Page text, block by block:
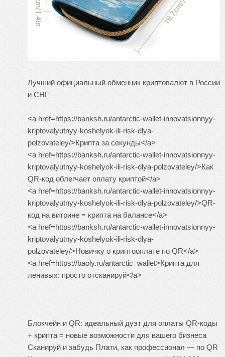
Лучший официальный обменник криптовалют в России
и СНГ
<a href=https://banksh.ru/antarctic-wallet-innovatsionnyy-
kriptovalyutnyy-koshelyok-ili-risk-dlya-
polzovateley/>Крипта за секунды</a>
<a href=https://banksh.ru/antarctic-wallet-innovatsionnyy-
kriptovalyutnyy-koshelyok-ili-risk-dlya-polzovateley/>Как
QR-код облегчает оплату криптой</a>
<a href=https://banksh.ru/antarctic-wallet-innovatsionnyy-
kriptovalyutnyy-koshelyok-ili-risk-dlya-polzovateley/>QR-
код на витрине = крипта на балансе</a>
<a href=https://banksh.ru/antarctic-wallet-innovatsionnyy-
kriptovalyutnyy-koshelyok-ili-risk-dlya-
polzovateley/>Новичку о криптооплате по QR</a>
<a href=https://baoly.ru/antarctic_wallet>Крипта для
ленивых: просто отсканируй</a>
Блокчейн и QR: идеальный дуэт для оплаты QR-коды
+ крипта = новые возможности для вашего бизнеса
Сканируй и забудь Плати, как профессионал — по QR